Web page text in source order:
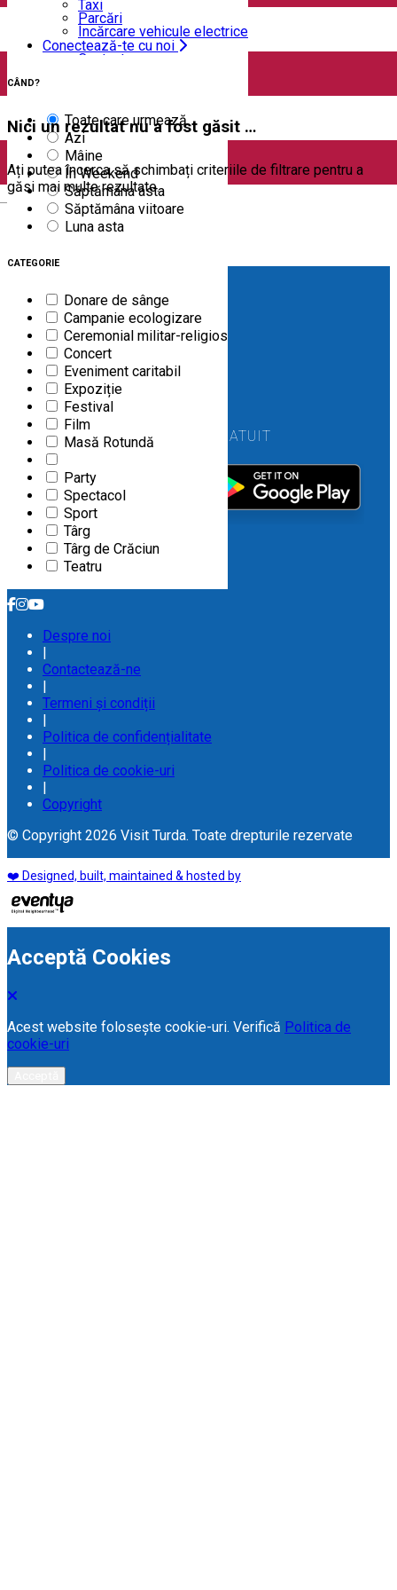
English
Taxi
Parcări
Încărcare vehicule electrice
Conectează-te cu noi
Contact
Tik Tok
CÂND?
Toate care urmează
Azi
Mâine
În Weekend
Săptămâna asta
Săptămâna viitoare
Luna asta
CATEGORIE
Donare de sânge
Campanie ecologizare
Ceremonial militar-religios
Concert
Eveniment caritabil
Expoziție
Festival
Film
Masă Rotundă
Party
Spectacol
Sport
Târg
Târg de Crăciun
Teatru
rezultate
Nici un rezultat nu a fost găsit …
Ați putea încerca să schimbați criteriile de filtrare pentru a
găsi mai multe rezultate.
DESCARCĂ GRATUIT
URMĂREȘTE-NE PE
Despre noi
Contactează-ne
Termeni și condiții
Politica de confidențialitate
Politica de cookie-uri
Copyright
© Copyright 2026 Visit Turda. Toate drepturile rezervate
❤️ Designed, built, maintained & hosted by
Acceptă Cookies
Acest website folosește cookie-uri. Verifică Politica de
cookie-uri